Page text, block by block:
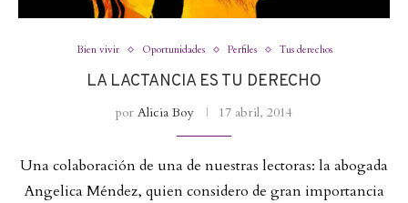
Bien vivir Oportunidades Perfiles Tus derechos
LA LACTANCIA ES TU DERECHO
por Alicia Boy 17 abril, 2014
Una colaboración de una de nuestras lectoras: la abogada
Angelica Méndez, quien considero de gran importancia